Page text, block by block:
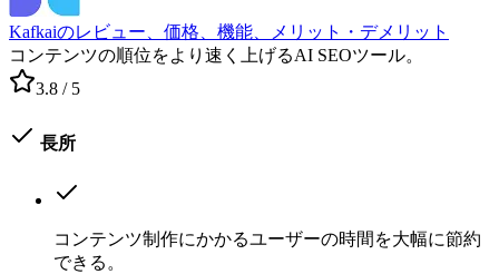
Kafkaiのレビュー、価格、機能、メリット・デメリット
コンテンツの順位をより速く上げるAI SEOツール。
3.8 / 5
長所
コンテンツ制作にかかるユーザーの時間を大幅に節約
できる。